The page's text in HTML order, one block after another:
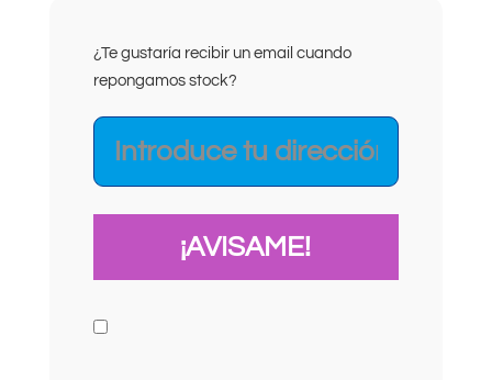
¿Te gustaría recibir un email cuando
repongamos stock?